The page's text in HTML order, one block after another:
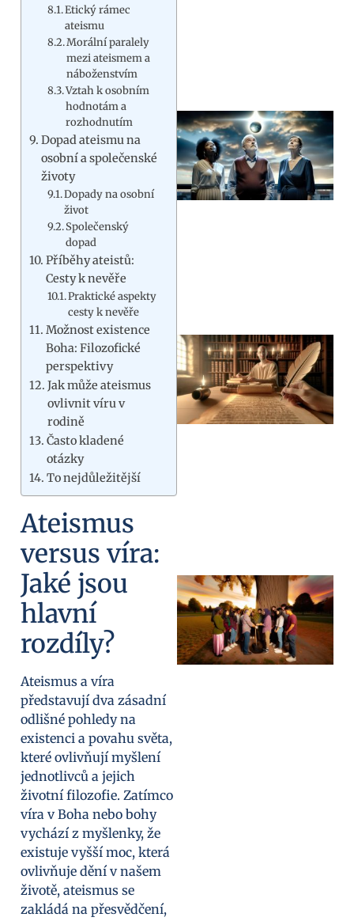
Etický rámec
ateismu
Morální paralely
mezi ateismem a
náboženstvím
Vztah k osobním
hodnotám a
rozhodnutím
Dopad ateismu na
osobní a společenské
životy
Dopady na osobní
život
Společenský
dopad
Příběhy ateistů:
Cesty k nevěře
Praktické aspekty
cesty k nevěře
Možnost existence
Boha: Filozofické
perspektivy
Jak může ateismus
ovlivnit víru v
rodině
Často kladené
otázky
To nejdůležitější
Ateismus
versus víra:
Jaké jsou
hlavní
rozdíly?
Ateismus a víra
představují dva zásadní
odlišné pohledy na
existenci a povahu světa,
které ovlivňují myšlení
jednotlivců a jejich
životní filozofie. Zatímco
víra v Boha nebo bohy
vychází z myšlenky, že
existuje vyšší moc, která
ovlivňuje dění v našem
životě, ateismus se
zakládá na přesvědčení,